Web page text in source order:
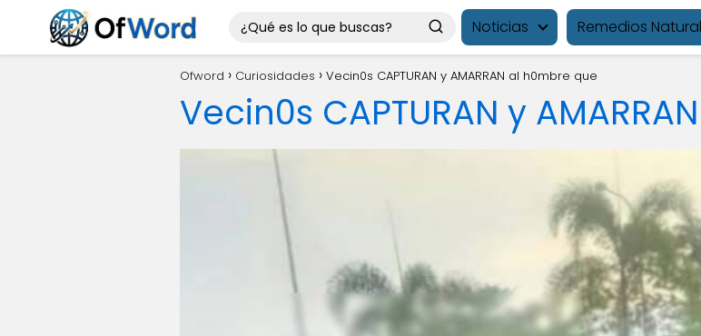
Noticias Remedios
Ofword Curiosidades Vecin0s CAPTURAN y AMARRAN al h0mbre que
Vecin0s CAPTURAN y